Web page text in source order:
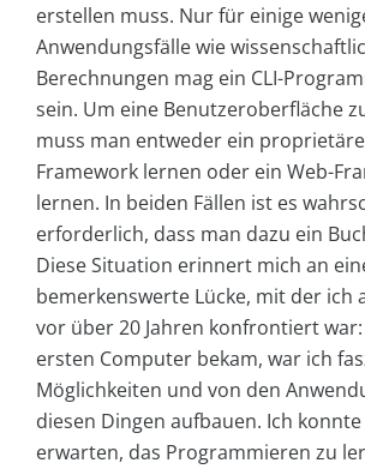
erstellen muss. Nur für einige
Anwendungsfälle wie
Berechnungen mag ein CLI-
sein. Um eine Benutzeroberfläche
muss man entweder ein
Framework lernen oder ein Web-
lernen. In beiden Fällen ist es
erforderlich, dass man dazu ein
Diese Situation erinnert mich an
bemerkenswerte Lücke, mit der ich
vor über 20 Jahren konfrontiert
ersten Computer bekam, war ich
Möglichkeiten und von den
diesen Dingen aufbauen. Ich
erwarten, das Programmieren zu